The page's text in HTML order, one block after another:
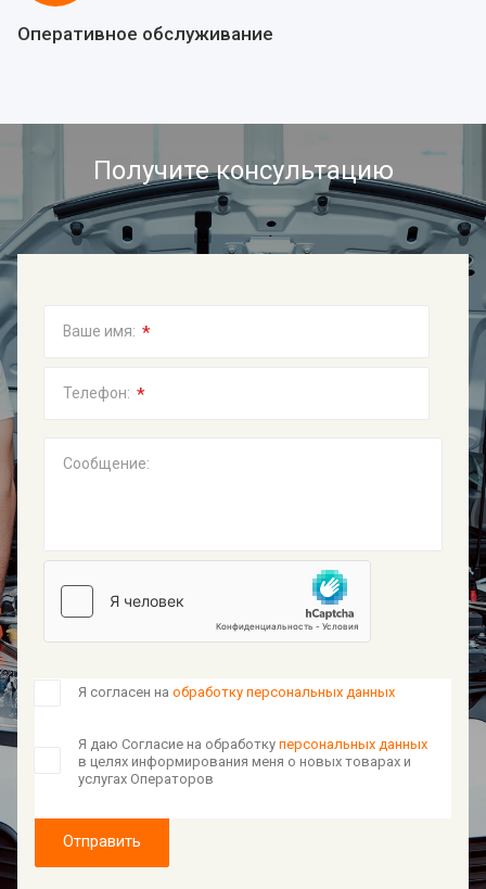
Оперативное обслуживание
Получите консультацию
Ваше имя: *
Телефон: *
Сообщение:
Я согласен на обработку персональных данных
Я даю Согласие на обработку персональных данных
в целях информирования меня о новых товарах и
услугах Операторов
Отправить